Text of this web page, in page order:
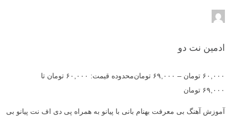
ادمین نت دو
۶۰,۰۰۰ تومان – ۶۹,۰۰۰ تومان
محدوده قیمت: ۶۰,۰۰۰ تومان تا
۶۹,۰۰۰ تومان
آموزش آهنگ بی معرفت بهنام بانی با پیانو به همراه پی دی اف نت پیانو بی